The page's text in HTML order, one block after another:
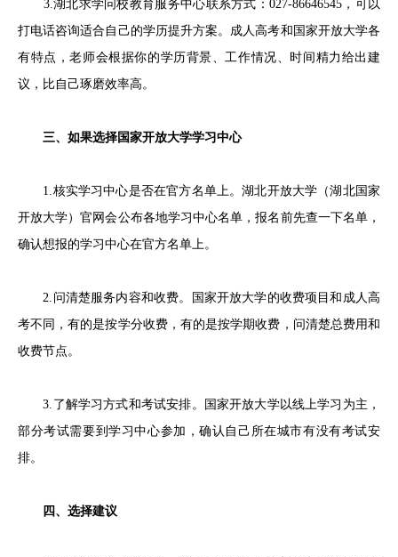
3.湖北求学问校教育服务中心联系方式：027-86646545，可以
打电话咨询适合自己的学历提升方案。成人高考和国家开放大学各
有特点，老师会根据你的学历背景、工作情况、时间精力给出建
议，比自己琢磨效率高。
三、如果选择国家开放大学学习中心
1.核实学习中心是否在官方名单上。湖北开放大学（湖北国家
开放大学）官网会公布各地学习中心名单，报名前先查一下名单，
确认想报的学习中心在官方名单上。
2.问清楚服务内容和收费。国家开放大学的收费项目和成人高
考不同，有的是按学分收费，有的是按学期收费，问清楚总费用和
收费节点。
3.了解学习方式和考试安排。国家开放大学以线上学习为主，
部分考试需要到学习中心参加，确认自己所在城市有没有考试安
排。
四、选择建议